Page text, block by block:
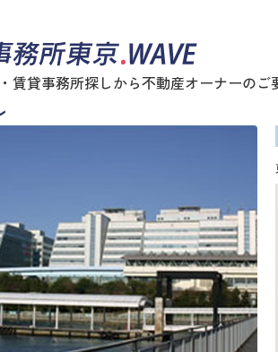
賃貸事務所探しから不動産オーナーのご